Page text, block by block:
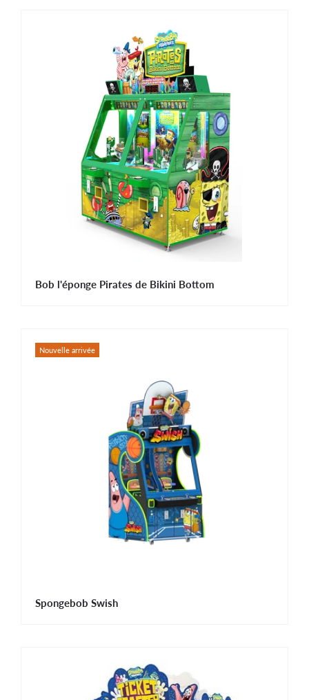
Bob l'éponge Pirates de Bikini Bottom
Nouvelle arrivée
Spongebob Swish